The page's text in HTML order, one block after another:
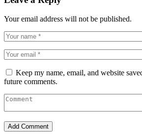
Your email address will not be published.
Keep my name, email, and website
future comments.